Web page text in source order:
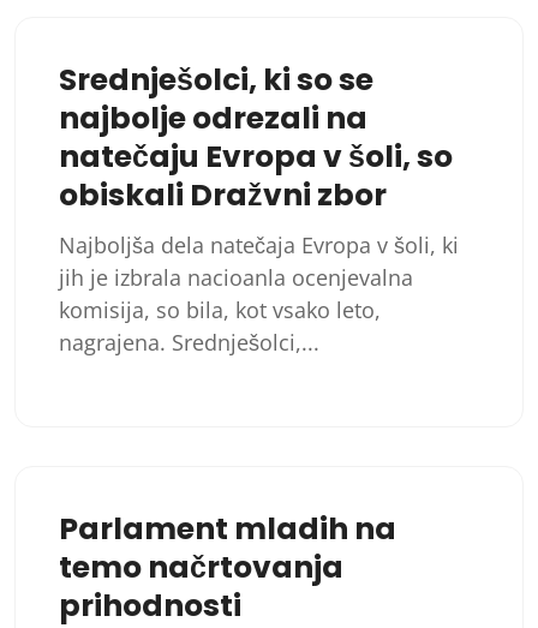
Srednješolci, ki so se
najbolje odrezali na
natečaju Evropa v šoli, so
obiskali Dražvni zbor
Najboljša dela natečaja Evropa v šoli, ki
jih je izbrala nacioanla ocenjevalna
komisija, so bila, kot vsako leto,
nagrajena. Srednješolci,...
Parlament mladih na
temo načrtovanja
prihodnosti